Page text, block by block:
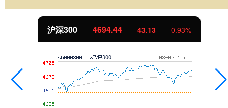
沪深300 4694.44 43.13 0.93%